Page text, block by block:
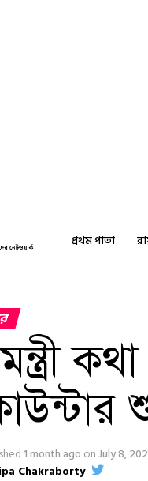
প্রথম পাতা
1 month ago onJuly 8,
Chakraborty